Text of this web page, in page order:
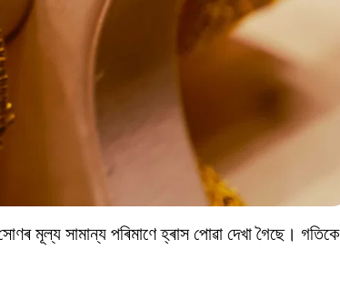
সামান্য পৰিমাণে হ্ৰাস পোৱা দেখা গৈছে। গতিকে